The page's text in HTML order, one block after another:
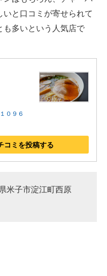
いと口コミが寄せられて
も多いという人気店で
０９６
コミを投稿する
米子市淀江町西原